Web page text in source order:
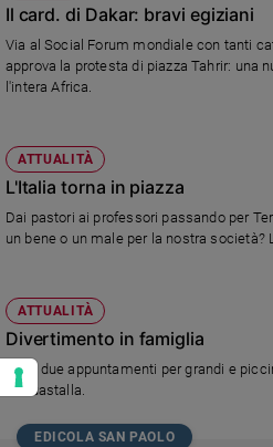
Il card. di Dakar: bravi egiziani
Via al Social Forum mondiale con tanti
approva la protesta di piazza Tahrir: una
l'intera Africa.
ATTUALITÀ
L'Italia torna in piazza
Dai pastori ai professori passando per
un bene o un male per la nostra società?
ATTUALITÀ
Divertimento in famiglia
Ecco due appuntamenti per grandi e
di Guastalla.
EDICOLA SAN PAOLO